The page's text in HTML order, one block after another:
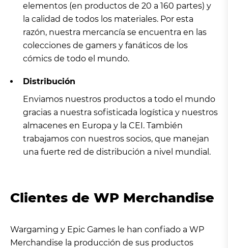
elementos (en productos de 20 a 160 partes) y
la calidad de todos los materiales. Por esta
razón, nuestra mercancía se encuentra en las
colecciones de gamers y fanáticos de los
cómics de todo el mundo.
Distribución
Enviamos nuestros productos a todo el mundo
gracias a nuestra sofisticada logística y nuestros
almacenes en Europa y la CEI. También
trabajamos con nuestros socios, que manejan
una fuerte red de distribución a nivel mundial.
Clientes de WP Merchandise
Wargaming y Epic Games le han confiado a WP
Merchandise la producción de sus productos